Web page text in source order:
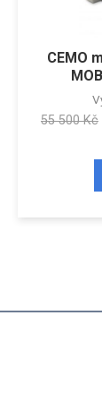
CEMO
55 500Kč